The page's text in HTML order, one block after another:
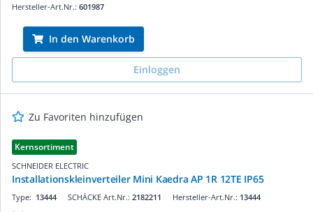
Hersteller-Art.Nr.: 601987
In den Warenkorb
Einloggen
Zu Favoriten hinzufügen
Kernsortiment
SCHNEIDER ELECTRIC
Installationskleinverteiler Mini Kaedra AP 1R 12TE IP65
SCHÄCKE Art.Nr.: 2182211
Type: 13444 Hersteller-Art.Nr.: 13444